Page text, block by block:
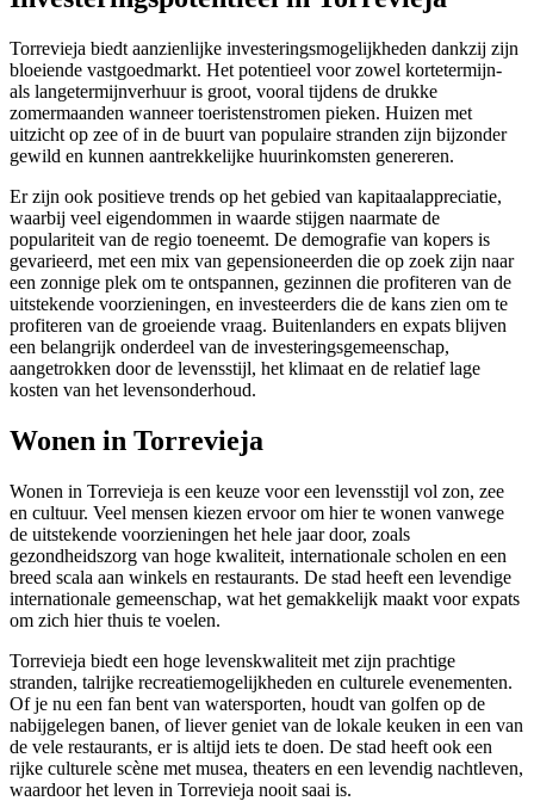
Torrevieja biedt aanzienlijke investeringsmogelijkheden dankzij zijn
bloeiende vastgoedmarkt. Het potentieel voor zowel kortetermijn-
als langetermijnverhuur is groot, vooral tijdens de drukke
zomermaanden wanneer toeristenstromen pieken. Huizen met
uitzicht op zee of in de buurt van populaire stranden zijn bijzonder
gewild en kunnen aantrekkelijke huurinkomsten genereren.
Er zijn ook positieve trends op het gebied van kapitaalappreciatie,
waarbij veel eigendommen in waarde stijgen naarmate de
populariteit van de regio toeneemt. De demografie van kopers is
gevarieerd, met een mix van gepensioneerden die op zoek zijn naar
een zonnige plek om te ontspannen, gezinnen die profiteren van de
uitstekende voorzieningen, en investeerders die de kans zien om te
profiteren van de groeiende vraag. Buitenlanders en expats blijven
een belangrijk onderdeel van de investeringsgemeenschap,
aangetrokken door de levensstijl, het klimaat en de relatief lage
kosten van het levensonderhoud.
Wonen in Torrevieja
Wonen in Torrevieja is een keuze voor een levensstijl vol zon, zee
en cultuur. Veel mensen kiezen ervoor om hier te wonen vanwege
de uitstekende voorzieningen het hele jaar door, zoals
gezondheidszorg van hoge kwaliteit, internationale scholen en een
breed scala aan winkels en restaurants. De stad heeft een levendige
internationale gemeenschap, wat het gemakkelijk maakt voor expats
om zich hier thuis te voelen.
Torrevieja biedt een hoge levenskwaliteit met zijn prachtige
stranden, talrijke recreatiemogelijkheden en culturele evenementen.
Of je nu een fan bent van watersporten, houdt van golfen op de
nabijgelegen banen, of liever geniet van de lokale keuken in een van
de vele restaurants, er is altijd iets te doen. De stad heeft ook een
rijke culturele scène met musea, theaters en een levendig nachtleven,
waardoor het leven in Torrevieja nooit saai is.